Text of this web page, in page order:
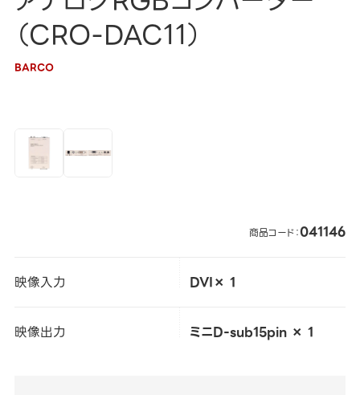
（CRO-DAC11）
BARCO
商品コード：041146
映像入力 DVI× 1
映像出力 ミニD-sub15pin × 1